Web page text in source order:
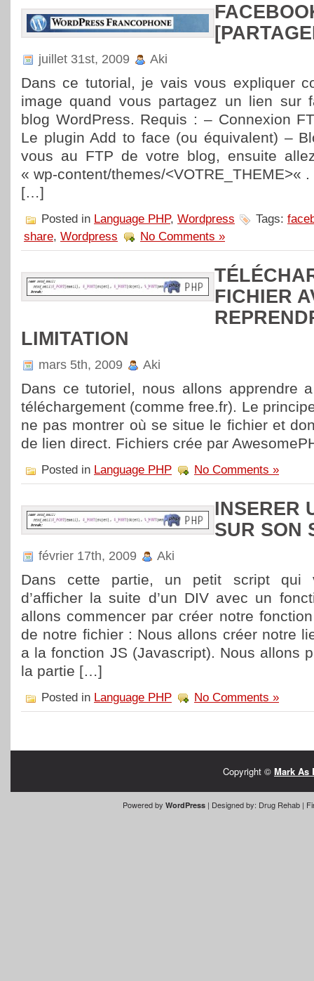
juillet 31st, 2009 Aki
Dans ce tutorial, je vais vous expliquer
image quand vous partagez un lien sur
blog WordPress. Requis : – Connexion
Le plugin Add to face (ou équivalent) –
vous au FTP de votre blog, ensuite
« wp-content/themes/<VOTRE_THEME>«
[…]
Posted in Language PHP, Wordpress Tags:
share, Wordpress No Comments »
FICHIER
LIMITATION
mars 5th, 2009 Aki
Dans ce tutoriel, nous allons apprendre
téléchargement (comme free.fr). Le
ne pas montrer où se situe le fichier et
de lien direct. Fichiers crée par
Posted in Language PHP No Comments »
INSERER
SUR SON
février 17th, 2009 Aki
Dans cette partie, un petit script qui
d’afficher la suite d’un DIV avec un
allons commencer par créer notre
de notre fichier : Nous allons créer notre
a la fonction JS (Javascript). Nous allons
la partie […]
Posted in Language PHP No Comments »
Copyright © Mark As
Powered by WordPress| Designed by: Drug Rehab|